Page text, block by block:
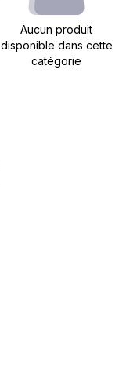
Aucun produit
disponible dans cette
catégorie